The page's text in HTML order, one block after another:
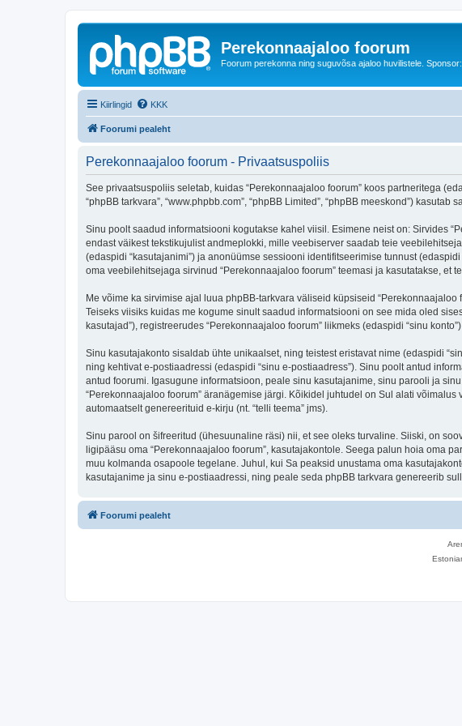
Perekonnaajaloo foorum
Foorum perekonna ning suguvõsa ajaloo huvilistele.
Kiirlingid KKK
Foorumi pealeht
Perekonnaajaloo foorum - Privaatsuspoliis
See privaatsuspoliis seletab, kuidas “Perekonnaajaloo foorum” koos partneritega
“phpBB tarkvara”, “www.phpbb.com”, “phpBB Limited”, “phpBB meeskond”)
Sinu poolt saadud informatsiooni kogutakse kahel viisil. Esimene neist on: Sirvides
endast väikest tekstikujulist andmeplokki, mille veebiserver saadab teie
(edaspidi “kasutajanimi”) ja anonüümse sessiooni identifitseerimise tunnust
oma veebilehitsejaga sirvinud “Perekonnaajaloo foorum” teemasi ja kasutatakse,
Me võime ka sirvimise ajal luua phpBB-tarkvara väliseid küpsiseid
Teiseks viisiks kuidas me kogume sinult saadud informatsiooni on see mida oled
kasutajad”), registreerudes “Perekonnaajaloo foorum” liikmeks (edaspidi “sinu
Sinu kasutajakonto sisaldab ühte unikaalset, ning teistest eristavat nime (edaspidi
ning kehtivat e-postiaadressi (edaspidi “sinu e-postiaadress”). Sinu poolt antud
antud foorumi. Igasugune informatsioon, peale sinu kasutajanime, sinu parooli ja
“Perekonnaajaloo foorum” äranägemise järgi. Kõikidel juhtudel on Sul alati
automaatselt genereerituid e-kirju (nt. “telli teema” jms).
Sinu parool on šifreeritud (ühesuunaline räsi) nii, et see oleks turvaline. Siiski, on
ligipääsu oma “Perekonnaajaloo foorum”, kasutajakontole. Seega palun hoia oma
muu kolmanda osapoole tegelane. Juhul, kui Sa peaksid unustama oma
kasutajanime ja sinu e-postiaadressi, ning peale seda phpBB tarkvara genereerib
Foorumi pealeht